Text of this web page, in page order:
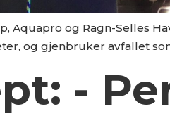
Aquapro og Ragn-Selles
og gjenbruker avfallet
-